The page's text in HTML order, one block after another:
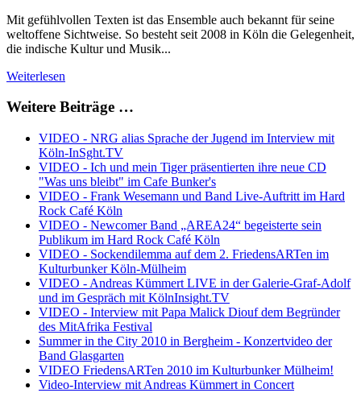
Mit gefühlvollen Texten ist das Ensemble auch bekannt für seine
weltoffene Sichtweise. So besteht seit 2008 in Köln die Gelegenheit,
die indische Kultur und Musik...
Weiterlesen
Weitere Beiträge …
VIDEO - NRG alias Sprache der Jugend im Interview mit
Köln-InSght.TV
VIDEO - Ich und mein Tiger präsentierten ihre neue CD
"Was uns bleibt" im Cafe Bunker's
VIDEO - Frank Wesemann und Band Live-Auftritt im Hard
Rock Café Köln
VIDEO - Newcomer Band „AREA24“ begeisterte sein
Publikum im Hard Rock Café Köln
VIDEO - Sockendilemma auf dem 2. FriedensARTen im
Kulturbunker Köln-Mülheim
VIDEO - Andreas Kümmert LIVE in der Galerie-Graf-Adolf
und im Gespräch mit KölnInsight.TV
VIDEO - Interview mit Papa Malick Diouf dem Begründer
des MitAfrika Festival
Summer in the City 2010 in Bergheim - Konzertvideo der
Band Glasgarten
VIDEO FriedensARTen 2010 im Kulturbunker Mülheim!
Video-Interview mit Andreas Kümmert in Concert